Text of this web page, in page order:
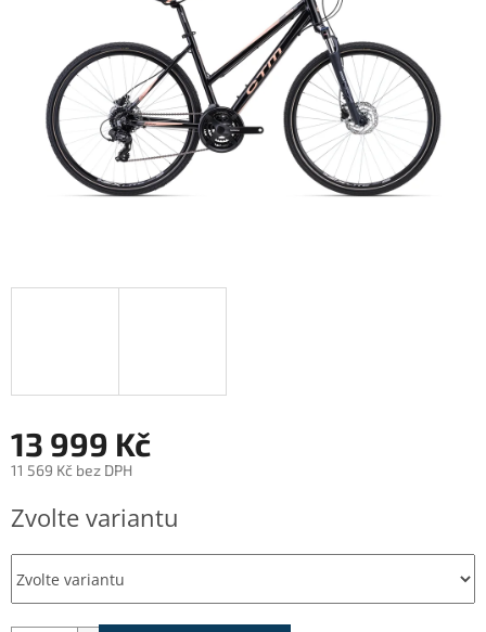
13 999 Kč
11 569 Kč bez DPH
cena:
Zvolte variantu